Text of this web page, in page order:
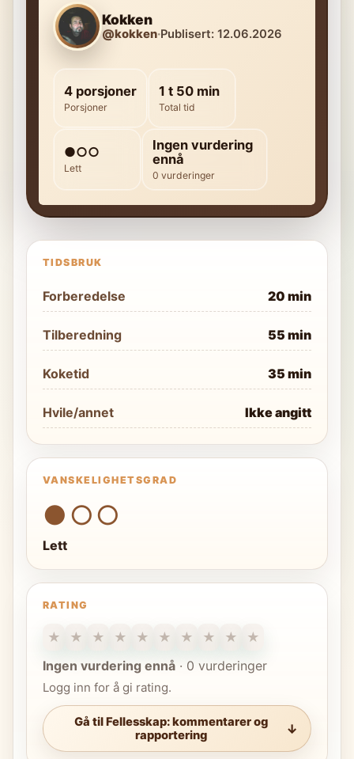
Kokken
@kokken·Publisert: 12.06.2026
4 porsjoner
Porsjoner
1 t 50 min
Total tid
●○○
Lett
Ingen vurdering
ennå
0 vurderinger
TIDSBRUK
Forberedelse 20 min
Tilberedning 55 min
Koketid 35 min
Hvile/annet Ikke angitt
VANSKELIGHETSGRAD
●○○
Lett
RATING
★ ★ ★ ★ ★ ★ ★ ★ ★
★
Ingen vurdering ennå · 0 vurderinger
Logg inn for å gi rating.
Gå til Fellesskap: kommentarer og
rapportering